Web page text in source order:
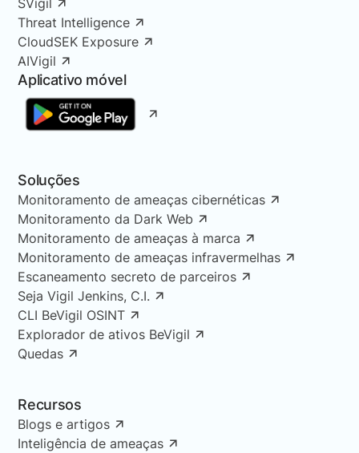
Threat Intelligence
CloudSEK Exposure
AIVigil
Aplicativo móvel
Soluções
Monitoramento de ameaças cibernéticas
Monitoramento da Dark Web
Monitoramento de ameaças à marca
Monitoramento de ameaças infravermelhas
Escaneamento secreto de parceiros
Seja Vigil Jenkins, C.I.
CLI BeVigil OSINT
Explorador de ativos BeVigil
Quedas
Recursos
Blogs e artigos
Inteligência de ameaças